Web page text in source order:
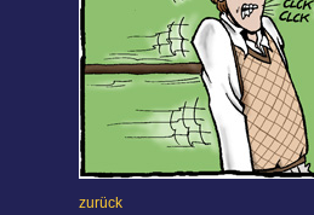
zurück